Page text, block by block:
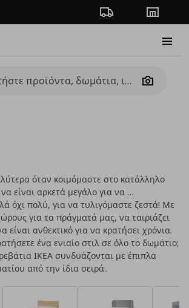
Πορεία παραγγελίας
Camera
όταν κοιμόμαστε στο κατάλληλο
είναι αρκετά μεγάλο για να …
όχι πολύ, για να τυλιγόμαστε ζεστά! Με
για τα πράγματά μας, να ταιριάζει
είναι ανθεκτικό για να κρατήσει χρόνια.
ένα ενιαίο στιλ σε όλο το δωμάτιο;
ΙΚΕΑ συνδυάζονται με έπιπλα
από την ίδια σειρά..